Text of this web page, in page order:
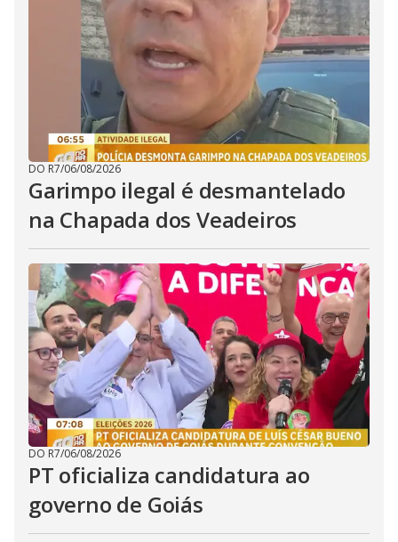
DO R7/06/08/2026
Garimpo ilegal é desmantelado
na Chapada dos Veadeiros
DO R7/06/08/2026
PT oficializa candidatura ao
governo de Goiás